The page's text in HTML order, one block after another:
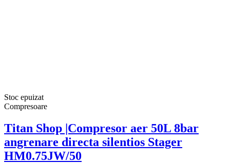
Stoc epuizat
Compresoare
Titan Shop |Compresor aer 50L 8bar
angrenare directa silentios Stager
HM0.75JW/50